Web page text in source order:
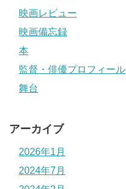
映画レビュー
映画備忘録
本
監督・俳優プロフィール
舞台
アーカイブ
2026年1月
2024年7月